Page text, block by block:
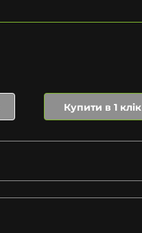
Купити в 1 клік